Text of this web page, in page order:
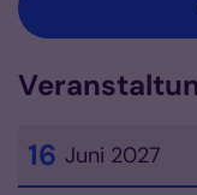
16 Juni 2027